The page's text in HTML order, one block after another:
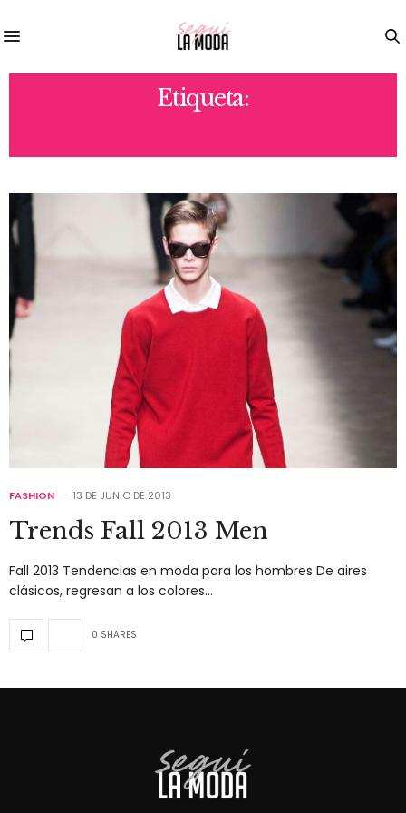
Etiqueta:
FASHION 13 DE JUNIO DE 2013
Trends Fall 2013 Men
Fall 2013 Tendencias en moda para los hombres De aires
clásicos, regresan a los colores…
0 SHARES